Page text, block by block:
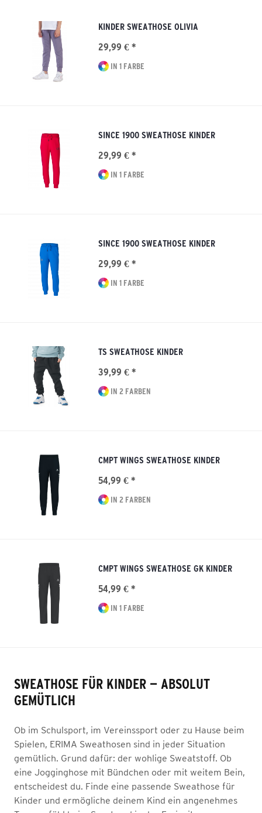
KINDER SWEATHOSE OLIVIA
29,99 € *
IN 1 FARBE
SINCE 1900 SWEATHOSE KINDER
29,99 € *
IN 1 FARBE
SINCE 1900 SWEATHOSE KINDER
29,99 € *
IN 1 FARBE
TS SWEATHOSE KINDER
39,99 € *
IN 2 FARBEN
CMPT WINGS SWEATHOSE KINDER
54,99 € *
IN 2 FARBEN
CMPT WINGS SWEATHOSE GK KINDER
54,99 € *
IN 1 FARBE
SWEATHOSE FÜR KINDER — ABSOLUT
GEMÜTLICH
Ob im Schulsport, im Vereinssport oder zu Hause beim
Spielen, ERIMA Sweathosen sind in jeder Situation
gemütlich. Grund dafür: der wohlige Sweatstoff. Ob
eine Jogginghose mit Bündchen oder mit weitem Bein,
entscheidest du. Finde eine passende Sweathose für
Kinder und ermögliche deinem Kind ein angenehmes